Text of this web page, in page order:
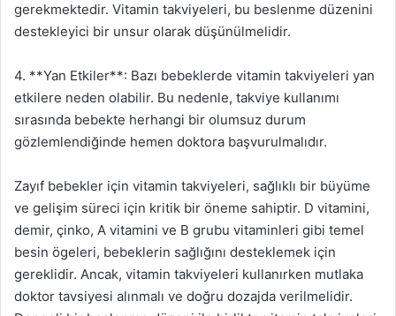
gerekmektedir. Vitamin takviyeleri, bu beslenme düzenini
destekleyici bir unsur olarak düşünülmelidir.
4. **Yan Etkiler**: Bazı bebeklerde vitamin takviyeleri yan
etkilere neden olabilir. Bu nedenle, takviye kullanımı
sırasında bebekte herhangi bir olumsuz durum
gözlemlendiğinde hemen doktora başvurulmalıdır.
Zayıf bebekler için vitamin takviyeleri, sağlıklı bir büyüme
ve gelişim süreci için kritik bir öneme sahiptir. D vitamini,
demir, çinko, A vitamini ve B grubu vitaminleri gibi temel
besin ögeleri, bebeklerin sağlığını desteklemek için
gereklidir. Ancak, vitamin takviyeleri kullanırken mutlaka
doktor tavsiyesi alınmalı ve doğru dozajda verilmelidir.